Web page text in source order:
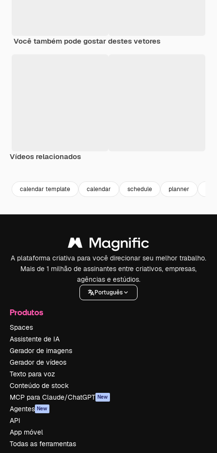
Você também pode gostar destes vetores
Vídeos relacionados
calendar template calendar schedule planner
A plataforma criativa para você direcionar seu melhor trabalho.
Mais de 1 milhão de assinantes entre criativos, empresas,
agências e estúdios.
Português
Produtos
Spaces
Assistente de IA
Gerador de imagens
Gerador de vídeos
Texto para voz
Conteúdo de stock
MCP para Claude/ChatGPT New
Agentes New
API
App móvel
Todas as ferramentas